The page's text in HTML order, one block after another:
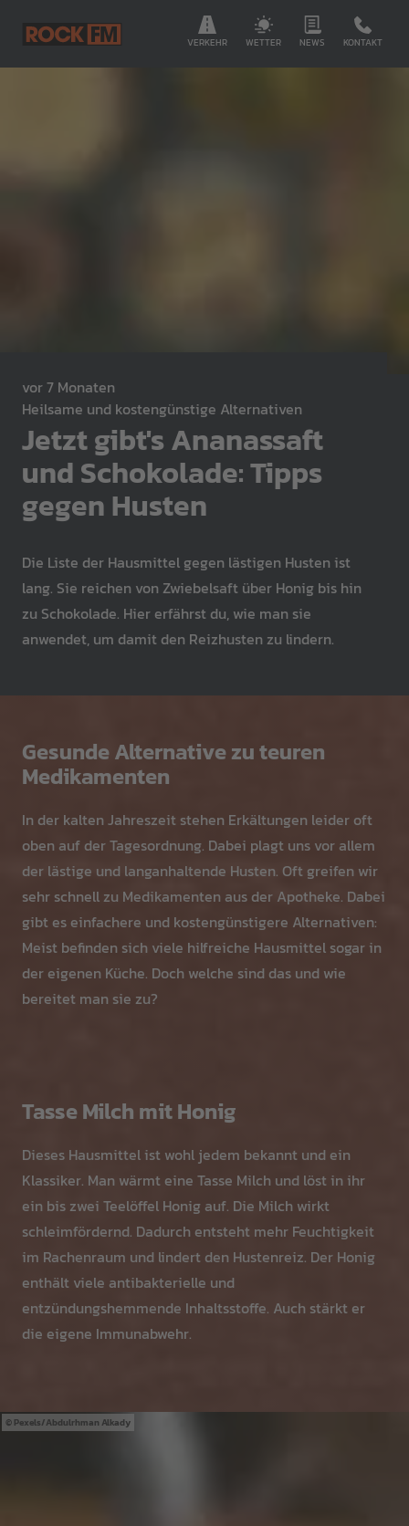
VERKEHR WETTER NEWS KONTAKT
vor 7 Monaten
Heilsame und kostengünstige Alternativen
Jetzt gibt's Ananassaft
und Schokolade: Tipps
gegen Husten
Die Liste der Hausmittel gegen lästigen Husten ist
lang. Sie reichen von Zwiebelsaft über Honig bis hin
zu Schokolade. Hier erfährst du, wie man sie
anwendet, um damit den Reizhusten zu lindern.
Gesunde Alternative zu teuren
Medikamenten
In der kalten Jahreszeit stehen Erkältungen leider oft
oben auf der Tagesordnung. Dabei plagt uns vor allem
der lästige und langanhaltende Husten. Oft greifen wir
sehr schnell zu Medikamenten aus der Apotheke. Dabei
gibt es einfachere und kostengünstigere Alternativen:
Meist befinden sich viele hilfreiche Hausmittel sogar in
der eigenen Küche. Doch welche sind das und wie
bereitet man sie zu?
Tasse Milch mit Honig
Dieses Hausmittel ist wohl jedem bekannt und ein
Klassiker. Man wärmt eine Tasse Milch und löst in ihr
ein bis zwei Teelöffel Honig auf. Die Milch wirkt
schleimfördernd. Dadurch entsteht mehr Feuchtigkeit
im Rachenraum und lindert den Hustenreiz. Der Honig
enthält viele antibakterielle und
entzündungshemmende Inhaltsstoffe. Auch stärkt er
die eigene Immunabwehr.
Pexels/Abdulrhman Alkady